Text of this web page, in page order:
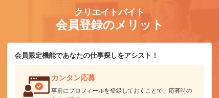
クリエイトバイト
会員登録のメリット
会員限定機能であなたの仕事探しをアシスト！
カンタン応募
事前にプロフィールを登録しておくことで、応募時の